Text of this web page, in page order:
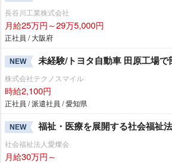
長谷川工業株式会社
月給25万円～29万5,000円
正社員 / 大阪府
NEW 未経験/トヨタ自動車 田原工場
株式会社テクノスマイル
時給2,100円
正社員 / 派遣社員 / 愛知県
NEW 福祉・医療を展開する社会福祉
社会福祉法人愛燦会
月給30万円～